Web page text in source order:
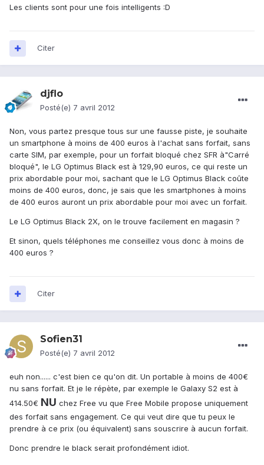
Les clients sont pour une fois intelligents :D
Citer
djflo
Posté(e) 7 avril 2012
Non, vous partez presque tous sur une fausse piste, je souhaite
un smartphone à moins de 400 euros à l'achat sans forfait, sans
carte SIM, par exemple, pour un forfait bloqué chez SFR à"Carré
bloqué", le LG Optimus Black est à 129,90 euros, ce qui reste un
prix abordable pour moi, sachant que le LG Optimus Black coûte
moins de 400 euros, donc, je sais que les smartphones à moins
de 400 euros auront un prix abordable pour moi avec un forfait.
Le LG Optimus Black 2X, on le trouve facilement en magasin ?
Et sinon, quels téléphones me conseillez vous donc à moins de
400 euros ?
Citer
Sofien31
Posté(e) 7 avril 2012
euh non...... c'est bien ce qu'on dit. Un portable à moins de 400€
nu sans forfait. Et je le répète, par exemple le Galaxy S2 est à
414.50€ NU chez Free vu que Free Mobile propose uniquement
des forfait sans engagement. Ce qui veut dire que tu peux le
prendre à ce prix (ou équivalent) sans souscrire à aucun forfait.
Donc prendre le black serait profondément idiot.